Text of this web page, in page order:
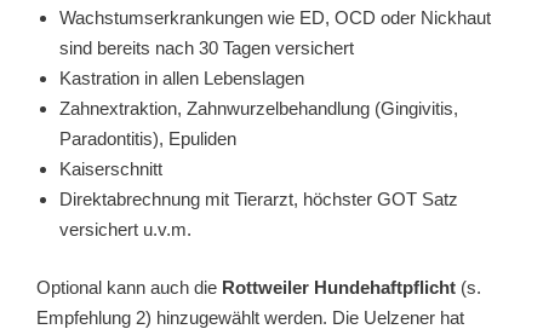
Wachstumserkrankungen wie ED, OCD oder Nickhaut
sind bereits nach 30 Tagen versichert
Kastration in allen Lebenslagen
Zahnextraktion, Zahnwurzelbehandlung (Gingivitis,
Paradontitis), Epuliden
Kaiserschnitt
Direktabrechnung mit Tierarzt, höchster GOT Satz
versichert u.v.m.
Optional kann auch die Rottweiler Hundehaftpflicht (s.
Empfehlung 2) hinzugewählt werden. Die Uelzener hat